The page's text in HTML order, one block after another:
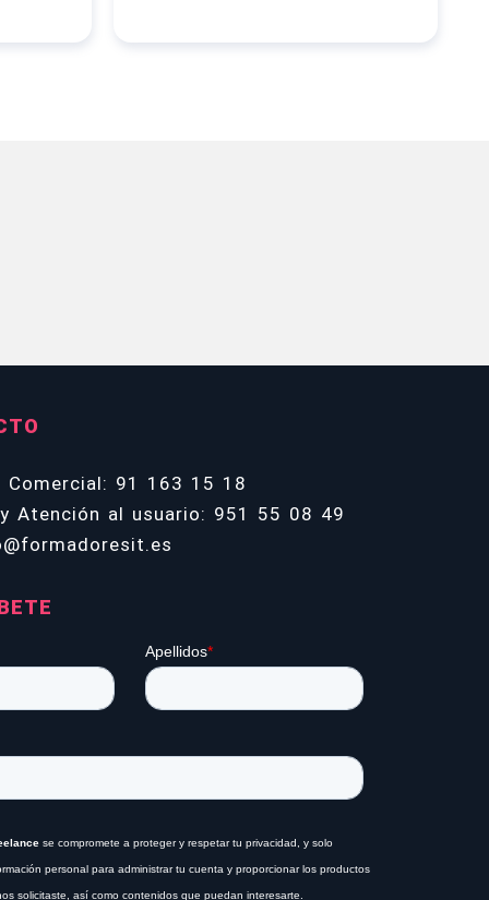
Comercial: 91 163 15 18
Atención al usuario: 951 55 08 49